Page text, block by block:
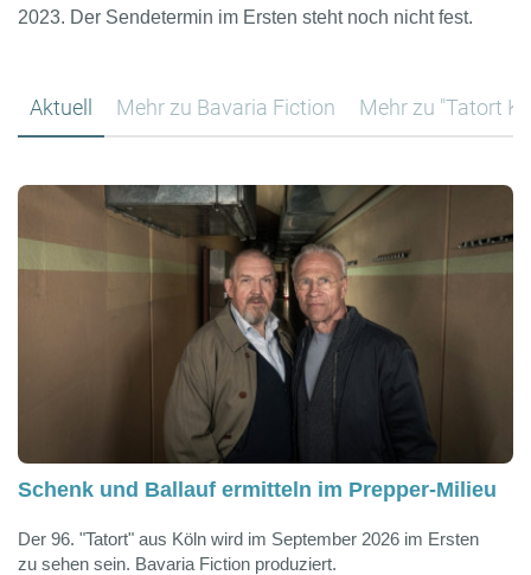
2023. Der Sendetermin im Ersten steht noch nicht fest.
Aktuell Mehr zu Bavaria Fiction Mehr zu "Tatort
Schenk und Ballauf ermitteln im Prepper-Milieu
Der 96. "Tatort" aus Köln wird im September 2026 im Ersten
zu sehen sein. Bavaria Fiction produziert.